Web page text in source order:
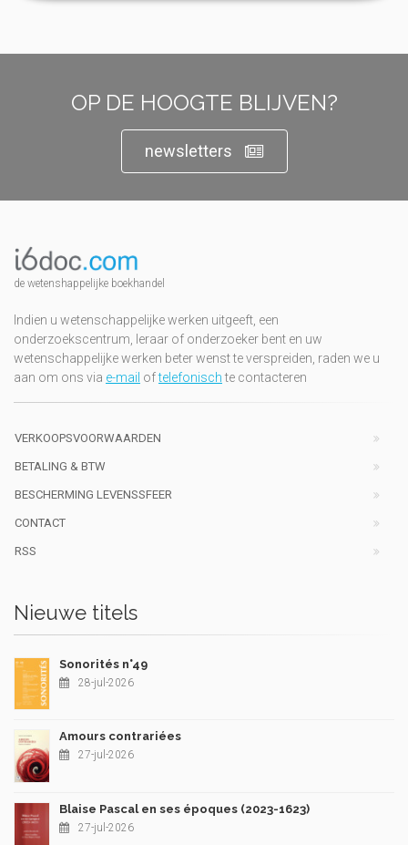
OP DE HOOGTE BLIJVEN?
newsletters
de wetenshappelijke boekhandel
Indien u wetenschappelijke werken uitgeeft, een
onderzoekscentrum, leraar of onderzoeker bent en uw
wetenschappelijke werken beter wenst te verspreiden, raden we u
aan om ons via e-mail oftelefonischte contacteren
VERKOOPSVOORWAARDEN
BETALING & BTW
BESCHERMING LEVENSSFEER
CONTACT
RSS
Nieuwe titels
Sonorités n°49
28-jul-2026
Amours contrariées
27-jul-2026
Blaise Pascal en ses époques (2023-1623)
27-jul-2026